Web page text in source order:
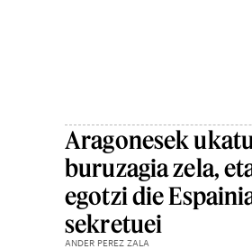
Aragonesek
buruzagia zela,
egotzi die
sekretuei
ANDER PEREZ ZALA